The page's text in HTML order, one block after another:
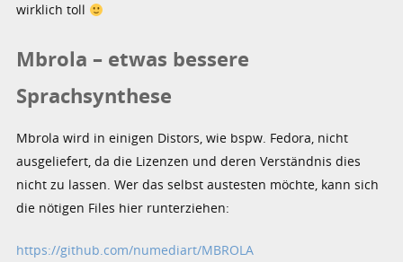
wirklich toll
Mbrola – etwas bessere
Sprachsynthese
Mbrola wird in einigen Distors, wie bspw. Fedora, nicht
ausgeliefert, da die Lizenzen und deren Verständnis dies
nicht zu lassen. Wer das selbst austesten möchte, kann sich
die nötigen Files hier runterziehen:
https://github.com/numediart/MBROLA